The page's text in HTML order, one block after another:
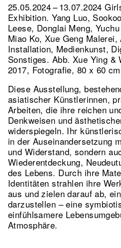
25.05.2024 – 13.07.2024
Exhibition. Yang Luo,
Leese, Donglai Meng,
Miao Ko, Xue Geng
Installation, Medienkunst,
Sonstiges. Abb. Xue Ying &
2017, Fotografie, 80 x 60
Diese Ausstellung,
asiatischer Künstlerinnen,
Arbeiten, die ihre reichen
Denkweisen und
widerspiegeln. Ihr
in der Auseinandersetzung
und Widerstand, sondern
Wiederentdeckung,
des Lebens. Durch ihre
Identitäten strahlen ihre
aus und zielen darauf ab,
darzustellen – eine
einfühlsamere
Atmosphäre.